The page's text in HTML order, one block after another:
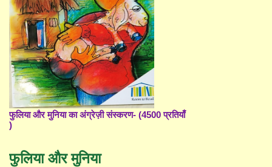
फुलिया और मुनिया का अंग्रेज़ी संस्करण- (4500 प्रतियाँ
)
फुलिया और मुनिया